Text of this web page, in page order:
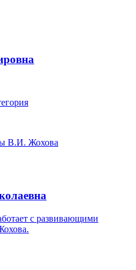
В.И. Жохова
с развивающими